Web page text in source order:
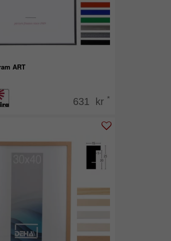
ART
631 kr *